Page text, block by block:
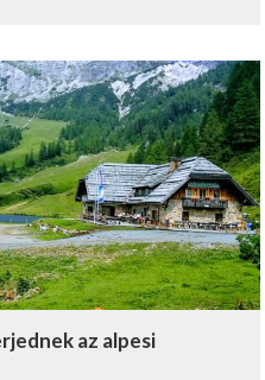
az alpesi